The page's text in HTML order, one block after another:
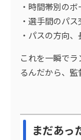
・時間帯別の
・選手間のパ
・パスの方向
これを一瞬で
るんだから、監
まだあっ